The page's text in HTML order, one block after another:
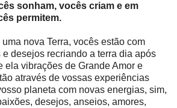
sonham, vocês criam e em
permitem.
nova Terra, vocês estão com
desejos recriando a terra dia após
ela vibrações de Grande Amor e
através de vossas experiências
planeta com novas energias, sim,
desejos, anseios, amores,